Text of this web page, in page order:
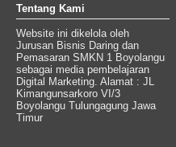
Tentang Kami
Website ini dikelola oleh
Jurusan Bisnis Daring dan
Pemasaran SMKN 1 Boyolangu
sebagai media pembelajaran
Digital Marketing. Alamat : JL
Kimangunsarkoro VI/3
Boyolangu Tulungagung Jawa
Timur